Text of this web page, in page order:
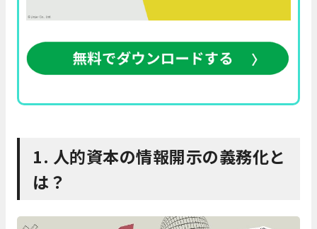
1. 人的資本の情報開示の義務化と
は？